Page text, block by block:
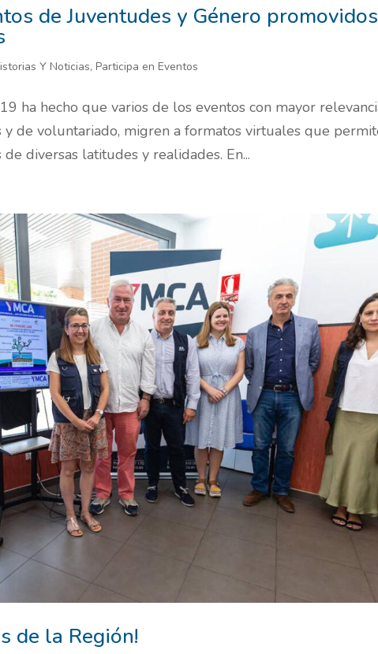
de Juventudes y Género promovidos
Y Noticias,Participa en Eventos
ha hecho que varios de los eventos con mayor
y de voluntariado, migren a formatos virtuales que
diversas latitudes y realidades. En...
de la Región!